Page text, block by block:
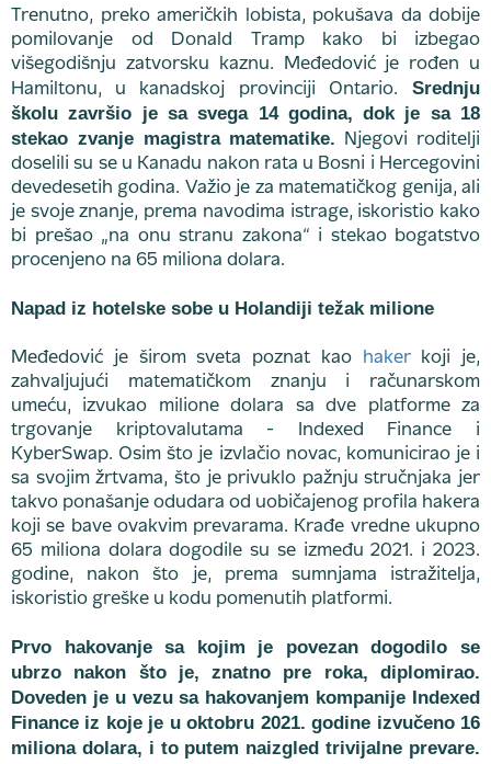
Trenutno, preko američkih lobista, pokušava da dobije
pomilovanje od Donald Tramp kako bi izbegao
višegodišnju zatvorsku kaznu. Međedović je rođen u
Hamiltonu, u kanadskoj provinciji Ontario.
Srednju
školu završio je sa svega 14 godina, dok je sa 18
stekao zvanje magistra matematike. Njegovi roditelji
doselili su se u Kanadu nakon rata u Bosni i Hercegovini
devedesetih godina. Važio je za matematičkog genija, ali
je svoje znanje, prema navodima istrage, iskoristio kako
bi prešao „na onu stranu zakona“ i stekao bogatstvo
procenjeno na 65 miliona dolara.
Napad iz hotelske sobe u Holandiji težak milione
Međedović je širom sveta poznat kao hakerkoji je,
zahvaljujući matematičkom znanju i računarskom
umeću, izvukao milione dolara sa dve platforme za
trgovanje kriptovalutama - Indexed Finance i
KyberSwap. Osim što je izvlačio novac, komunicirao je i
sa svojim žrtvama, što je privuklo pažnju stručnjaka jer
takvo ponašanje odudara od uobičajenog profila hakera
koji se bave ovakvim prevarama. Krađe vredne ukupno
65 miliona dolara dogodile su se između 2021. i 2023.
godine, nakon što je, prema sumnjama istražitelja,
iskoristio greške u kodu pomenutih platformi.
Prvo hakovanje sa kojim je povezan dogodilo se
ubrzo nakon što je, znatno pre roka, diplomirao.
Doveden je u vezu sa hakovanjem kompanije Indexed
Finance iz koje je u oktobru 2021. godine izvučeno 16
miliona dolara, i to putem naizgled trivijalne prevare.